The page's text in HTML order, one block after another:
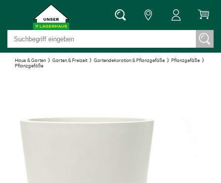
Haus & Garten Garten & Freizeit Gartendekoration & Pflanzgefäße
Pflanzgefäße
Pflanzgefäße